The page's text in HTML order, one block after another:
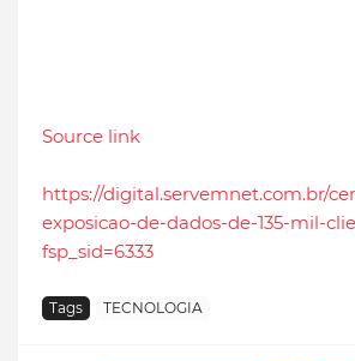
Source link
https://digital.servemnet.com.br/
exposicao-de-dados-de-135-mil-
fsp_sid=6333
Tags TECNOLOGIA